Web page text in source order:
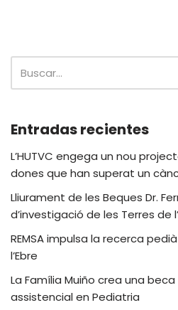
Entradas recientes
L’HUTVC engega un nou
dones que han superat un
Lliurament de les Beques Dr.
d’investigació de les Terres de
REMSA impulsa la recerca
l’Ebre
La Família Muiño crea una
assistencial en Pediatria